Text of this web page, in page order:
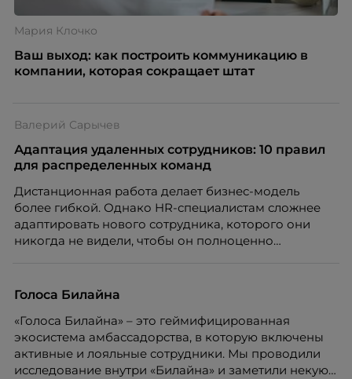
Мария Клочко
Ваш выход: как построить коммуникацию в
компании, которая сокращает штат
Валерий Сарычев
Адаптация удаленных сотрудников: 10 правил
для распределенных команд
Дистанционная работа делает бизнес-модель
более гибкой. Однако HR-специалистам сложнее
адаптировать нового сотрудника, которого они
никогда не видели, чтобы он полноценно
Голоса Билайна
«Голоса Билайна» – это геймифицированная
экосистема амбассадорства, в которую включены
активные и лояльные сотрудники. Мы проводили
исследование внутри «Билайна» и заметили некую